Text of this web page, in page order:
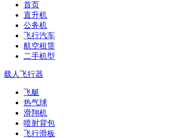
首页
直升机
公务机
飞行汽车
航空租赁
二手机型
载人飞行器
飞艇
热气球
滑翔机
喷射背包
飞行滑板